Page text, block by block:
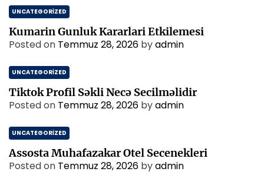
UNCATEGORIZED
Kumarin Gunluk Kararlari Etkilemesi
Posted on Temmuz 28, 2026 byadmin
UNCATEGORIZED
Tiktok Profil Səkli Necə Secilməlidir
Posted on Temmuz 28, 2026 byadmin
UNCATEGORIZED
Assosta Muhafazakar Otel Secenekleri
Posted on Temmuz 28, 2026 byadmin